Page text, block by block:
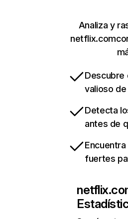
Analiza y
Descubre
valioso
Detecta
antes de
fuertes